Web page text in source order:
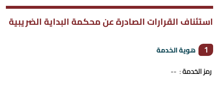
استئناف القرارات الصادرة عن محكمة البداية الضريبية
1
هوية الخدمة
رمز الخدمة: --